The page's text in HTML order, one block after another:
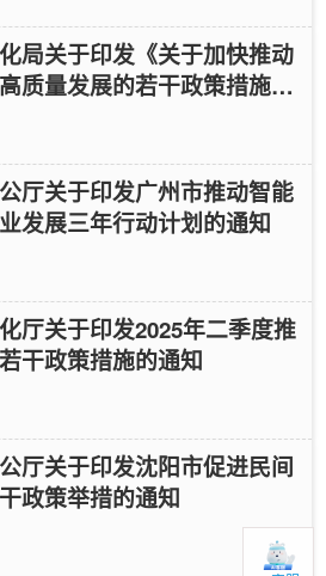
局关于印发《关于加快推动
质量发展的若干政策措施》
厅关于印发广州市推动智能
发展三年行动计划的通知
厅关于印发2025年二季度推
干政策措施的通知
厅关于印发沈阳市促进民间
政策举措的通知